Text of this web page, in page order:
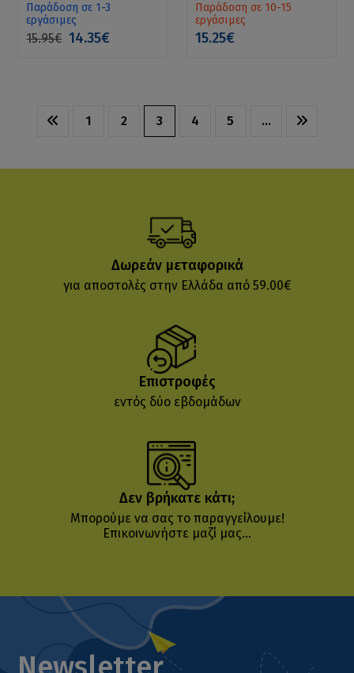
Παράδοση σε 1-3
εργάσιμες
15.95€ 14.35€
Παράδοση σε 10-15
εργάσιμες
15.25€
1 2 3 4 5 …
Δωρεάν μεταφορικά
για αποστολές στην Ελλάδα από 59.00€
Επιστροφές
εντός δύο εβδομάδων
Δεν βρήκατε κάτι;
Μπορούμε να σας το παραγγείλουμε!
Επικοινωνήστε μαζί μας...